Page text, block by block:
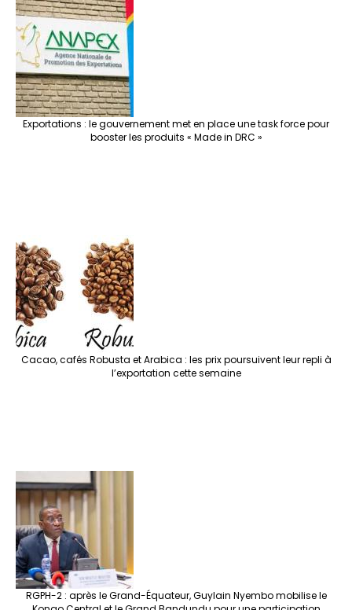
Exportations : le gouvernement met en place une task force pour
booster les produits « Made in DRC »
Cacao, cafés Robusta et Arabica : les prix poursuivent leur repli à
l’exportation cette semaine
RGPH-2 : après le Grand-Équateur, Guylain Nyembo mobilise le